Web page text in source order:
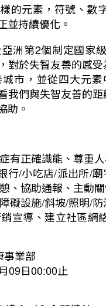
的元素，符號、數
並持續優化。
洲第2個制定國家
對於失智友善的感
市，並從四大元
我們與失智友善的
助。
有正確識能、尊重
行/小吃店/派出所/
、協助通報、主動關
礙設施/斜坡/照明/
宣導、建立社區網
事業部
09日00:00止